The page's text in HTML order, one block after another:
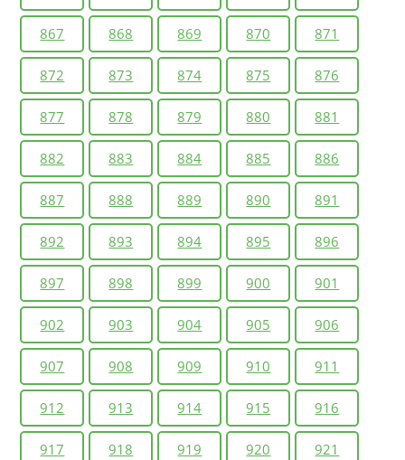
867 868 869 870 871
872 873 874 875 876
877 878 879 880 881
882 883 884 885 886
887 888 889 890 891
892 893 894 895 896
897 898 899 900 901
902 903 904 905 906
907 908 909 910 911
912 913 914 915 916
917 918 919 920 921